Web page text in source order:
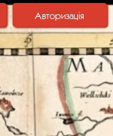
Авторизація